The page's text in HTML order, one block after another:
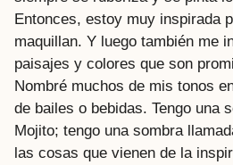
Entonces, estoy muy inspirada
maquillan. Y luego también me
paisajes y colores que son
Nombré muchos de mis tonos
de bailes o bebidas. Tengo una
Mojito; tengo una sombra
las cosas que vienen de la